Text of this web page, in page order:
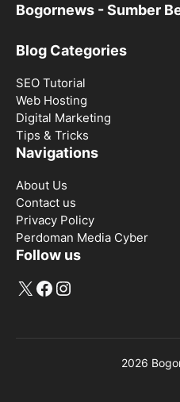
Bogornews - Sumber
Blog Categories
SEO Tutorial
Web Hosting
Digital Marketing
Tips & Tricks
Navigations
About Us
Contact us
Privacy Policy
Perdoman Media Cyber
Follow us
X Facebook
Instagram
2026